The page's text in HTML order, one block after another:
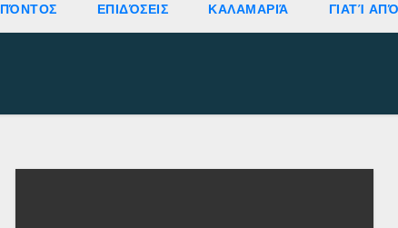
ΠΌΝΤΟΣ ΕΠΙΔΌΣΕΙΣ ΚΑΛΑΜΑΡΙΆ ΓΙΑΤΊ